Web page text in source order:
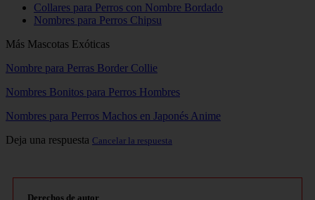
Collares para Perros con Nombre Bordado
Nombres para Perros Chipsu
Más Mascotas Exóticas
Nombre para Perras Border Collie
Nombres Bonitos para Perros Hombres
Nombres para Perros Machos en Japonés Anime
Deja una respuesta Cancelar la respuesta
Derechos de autor